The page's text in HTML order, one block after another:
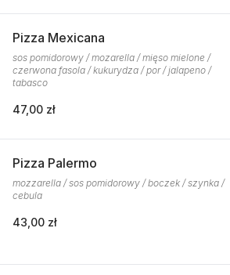
Pizza Mexicana
sos pomidorowy / mozarella / mięso mielone /
czerwona fasola / kukurydza / por / jalapeno /
tabasco
47,00 zł
Pizza Palermo
mozzarella / sos pomidorowy / boczek / szynka /
cebula
43,00 zł